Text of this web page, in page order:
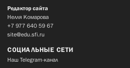
Редактор сайта
Нелля Комарова
+7 977 640 59 67
site@edu.sfi.ru
СОЦИАЛЬНЫЕ СЕТИ
Наш Telegram-канал